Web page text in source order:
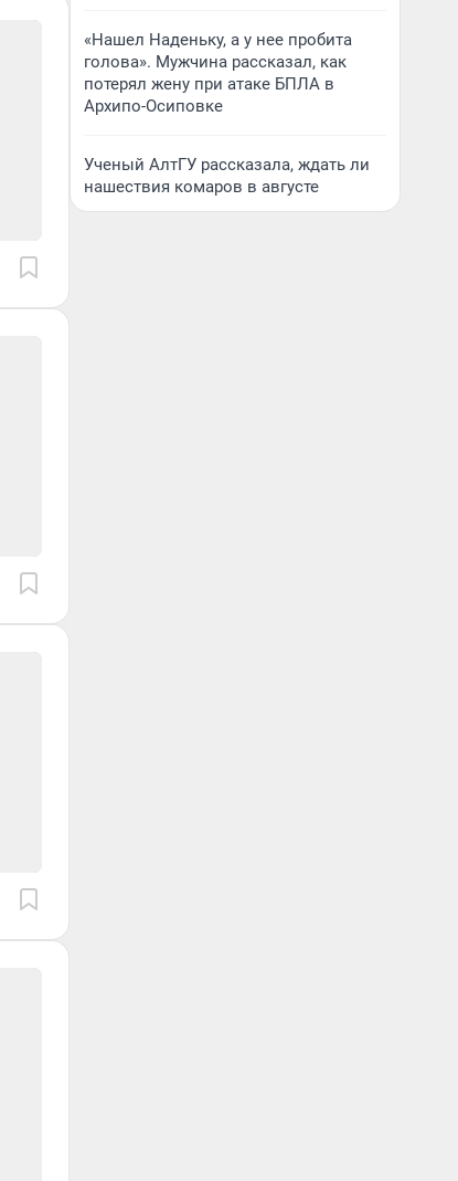
«Нашел Наденьку, а у нее пробита
голова». Мужчина рассказал, как
потерял жену при атаке БПЛА в
Архипо-Осиповке
Ученый АлтГУ рассказала, ждать ли
нашествия комаров в августе